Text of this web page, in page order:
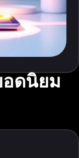
ดนิยม